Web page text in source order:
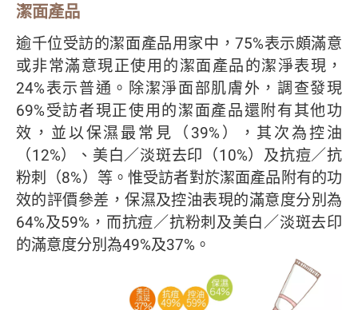
潔面產品
逾千位受訪的潔面產品用家中，75%表示頗滿意
或非常滿意現正使用的潔面產品的潔淨表現，
24%表示普通。除潔淨面部肌膚外，調查發現
69%受訪者現正使用的潔面產品還附有其他功
效，並以保濕最常見（39%），其次為控油
（12%）、美白／淡斑去印（10%）及抗痘／抗
粉刺（8%）等。惟受訪者對於潔面產品附有的功
效的評價參差，保濕及控油表現的滿意度分別為
64%及59%，而抗痘／抗粉刺及美白／淡斑去印
的滿意度分別為49%及37%。